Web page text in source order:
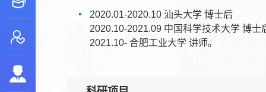
2020.01-2020.10 汕头大学 博士后
2020.10-2021.09 中国科学技术大学 博士
2021.10- 合肥工业大学 讲师。